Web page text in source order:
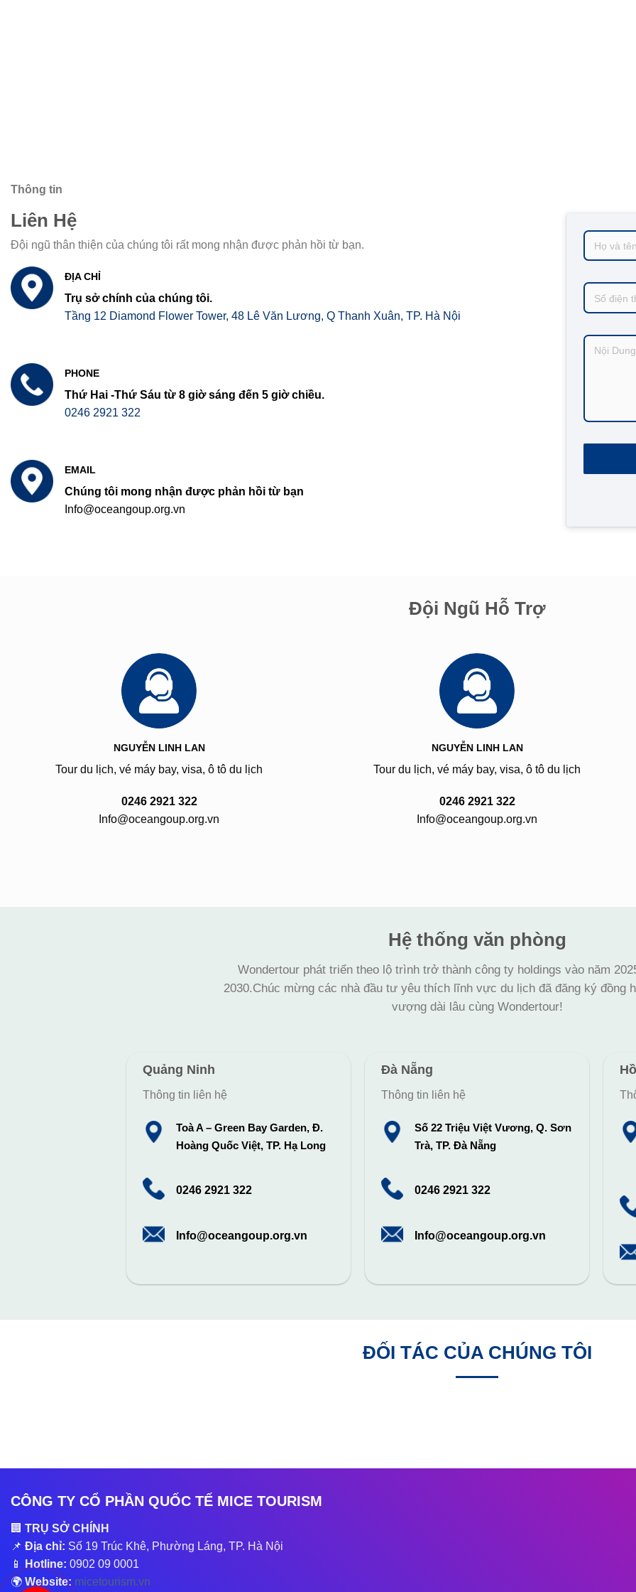
Thông tin
Liên Hệ
Đội ngũ thân thiện của chúng tôi rất mong nhận được phản hồi từ bạn.
ĐỊA CHỈ
Trụ sở chính của chúng tôi.
Tầng 12 Diamond Flower Tower, 48 Lê Văn Lương, Q Thanh Xuân, TP. Hà Nội
PHONE
Thứ Hai -Thứ Sáu từ 8 giờ sáng đến 5 giờ chiều.
0246 2921 322
EMAIL
Chúng tôi mong nhận được phản hồi từ bạn
Info@oceangoup.org.vn
Đội Ngũ Hỗ Trợ
NGUYỄN LINH LAN
Tour du lịch, vé máy bay, visa, ô tô du lịch
0246 2921 322
Info@oceangoup.org.vn
NGUYỄN LINH LAN
Tour du lịch, vé máy bay, visa, ô tô du lịch
0246 2921 322
Info@oceangoup.org.vn
Hệ thống văn phòng
Wondertour phát triển theo lộ trình trở thành công ty holdings vào năm
2030.Chúc mừng các nhà đầu tư yêu thích lĩnh vực du lịch đã đăng ký đồng
vượng dài lâu cùng Wondertour!
Quảng Ninh
Thông tin liên hệ
Toà A – Green Bay Garden, Đ.
Hoàng Quốc Việt, TP. Hạ Long
0246 2921 322
Info@oceangoup.org.vn
Đà Nẵng
Thông tin liên hệ
Số 22 Triệu Việt Vương, Q. Sơn
Trà, TP. Đà Nẵng
0246 2921 322
Info@oceangoup.org.vn
ĐỐI TÁC CỦA CHÚNG TÔI
CÔNG TY CỔ PHẦN QUỐC TẾ MICE TOURISM
🏢 TRỤ SỞ CHÍNH
📌 Địa chỉ: Số 19 Trúc Khê, Phường Láng, TP. Hà Nội
📱
Hotline: 0902 09 0001
🌍 Website: micetourism.vn